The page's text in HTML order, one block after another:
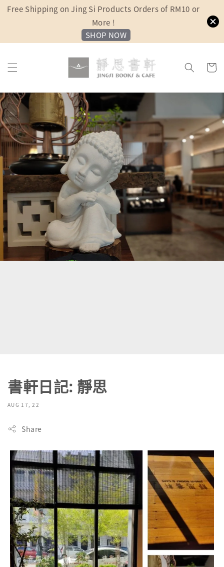
Free Shipping on Jing Si Products Orders of RM10 or
More !
SHOP NOW
書軒日記: 靜思
AUG 17, 22
Share